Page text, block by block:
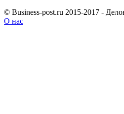
© Business-post.ru 2015-2017 -
О нас